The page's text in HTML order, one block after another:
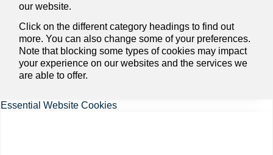
our website.
Click on the different category headings to find out
more. You can also change some of your preferences.
Note that blocking some types of cookies may impact
your experience on our websites and the services we
are able to offer.
Essential Website Cookies